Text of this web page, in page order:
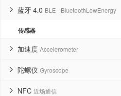
蓝牙 4.0 BLE - BluetoothLowEnergy

传感器
加速度 Accelerometer

陀螺仪 Gyroscope

NFC 近场通信
